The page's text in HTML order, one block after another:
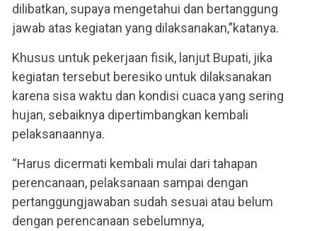
dilibatkan, supaya mengetahui dan bertanggung
jawab atas kegiatan yang dilaksanakan,”katanya.
Khusus untuk pekerjaan fisik, lanjut Bupati, jika
kegiatan tersebut beresiko untuk dilaksanakan
karena sisa waktu dan kondisi cuaca yang sering
hujan, sebaiknya dipertimbangkan kembali
pelaksanaannya.
“Harus dicermati kembali mulai dari tahapan
perencanaan, pelaksanaan sampai dengan
pertanggungjawaban sudah sesuai atau belum
dengan perencanaan sebelumnya,